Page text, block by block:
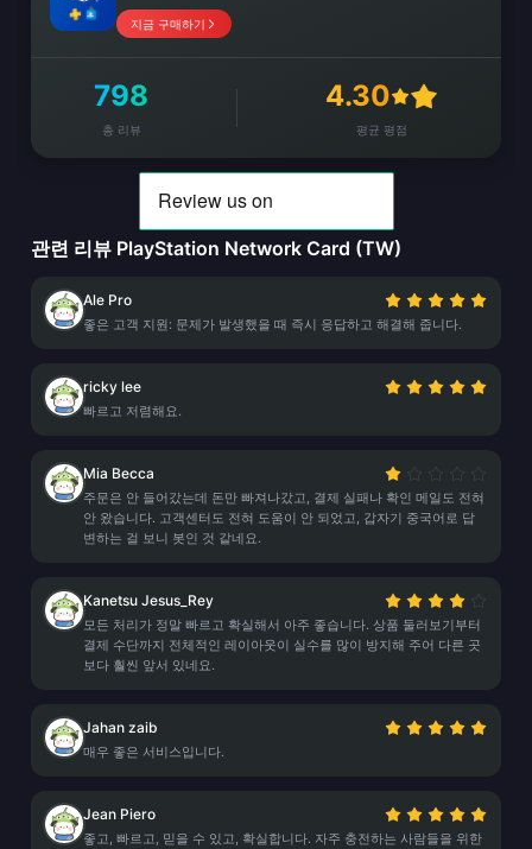
지금 구매하기
798
총 리뷰
4.30
평균 평점
관련 리뷰 PlayStation Network Card (TW)
Ale Pro
좋은 고객 지원: 문제가 발생했을 때 즉시 응답하고 해결해 줍니다.
ricky lee
빠르고 저렴해요.
Mia Becca
주문은 안 들어갔는데 돈만 빠져나갔고, 결제 실패나 확인 메일도 전혀
안 왔습니다. 고객센터도 전혀 도움이 안 되었고, 갑자기 중국어로 답
변하는 걸 보니 봇인 것 같네요.
Kanetsu Jesus_Rey
모든 처리가 정말 빠르고 확실해서 아주 좋습니다. 상품 둘러보기부터
결제 수단까지 전체적인 레이아웃이 실수를 많이 방지해 주어 다른 곳
보다 훨씬 앞서 있네요.
Jahan zaib
매우 좋은 서비스입니다.
Jean Piero
좋고, 빠르고, 믿을 수 있고, 확실합니다. 자주 충전하는 사람들을 위한